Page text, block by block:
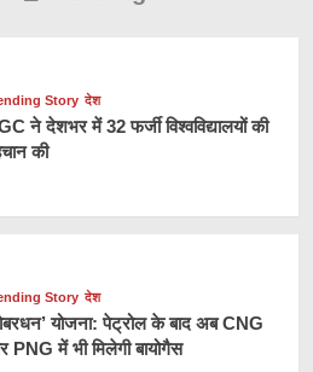
Story देश
ने देशभर में 32 फर्जी विश्वविद्यालयों की
की
Story देश
योजना: पेट्रोल के बाद अब CNG
PNG में भी मिलेगी बायोगैस